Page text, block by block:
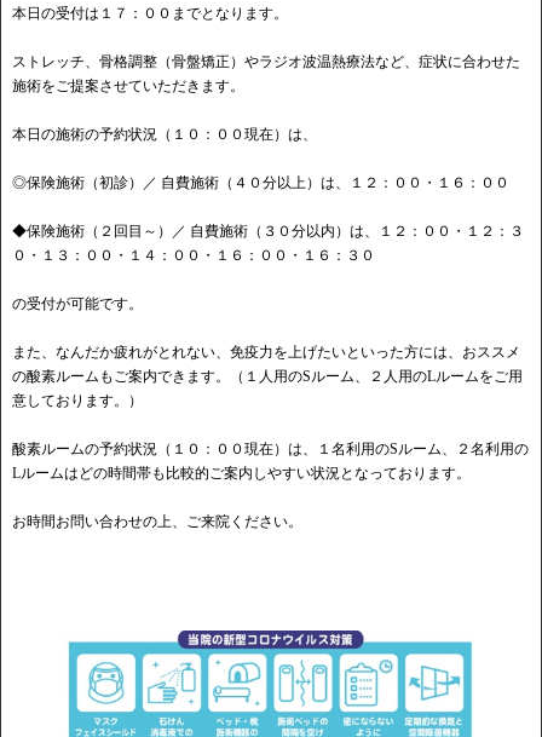
本日の受付は１７：００までとなります。
ストレッチ、骨格調整（骨盤矯正）やラジオ波温熱療法など、症状に合わせた
施術をご提案させていただきます。
本日の施術の予約状況（１０：００現在）は、
◎保険施術（初診）／ 自費施術（４０分以上）は、１２：００・１６：００
◆保険施術（２回目～）／ 自費施術（３０分以内）は、１２：００・１２：３
０・１３：００・１４：００・１６：００・１６：３０
の受付が可能です。
また、なんだか疲れがとれない、免疫力を上げたいといった方には、おススメ
の酸素ルームもご案内できます。（１人用のSルーム、２人用のLルームをご用
意しております。）
酸素ルームの予約状況（１０：００現在）は、１名利用のSルーム、２名利用の
Lルームはどの時間帯も比較的ご案内しやすい状況となっております。
お時間お問い合わせの上、ご来院ください。